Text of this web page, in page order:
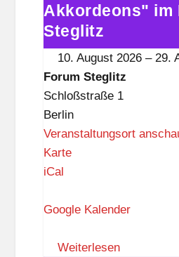
e
g
l
i
t
z
„600
Akkordeons"
im
Forum
Steglitz
Akkordeons" im
Steglitz
10. August 2026 –29.
Forum Steglitz
Schloßstraße 1
Berlin
Veranstaltungsort
KarteF
u
S
iCal
Google Kalender
Weiterlesen